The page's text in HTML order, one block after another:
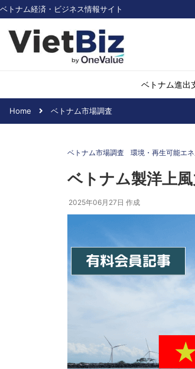
ベトナム経済・ビジネス情報サイト
ベトナム進出
Home ベトナム市場調査
ベトナム市場調査 環境・再生可能エ
ベトナム製洋上
2025年06月27日 作成